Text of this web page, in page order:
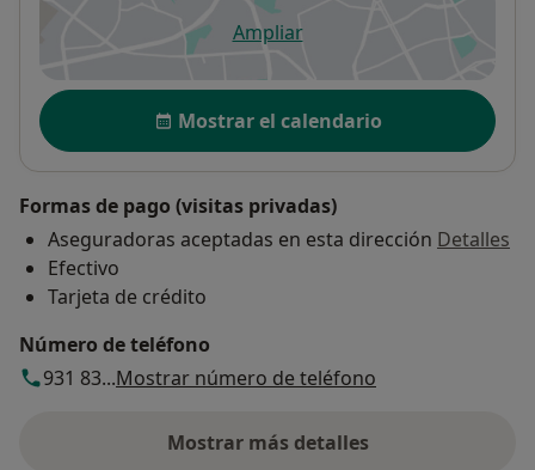
Ampliarse abre en una nueva
Disponibilidad
Mostrar el calendario
Formas de pago (visitas privadas)
Aseguradoras aceptadas en esta dirección Detalles
Efectivo
Tarjeta de crédito
Número de teléfono
931 83...Mostrar número de teléfono
Mostrar más detalles
sobre la dirección